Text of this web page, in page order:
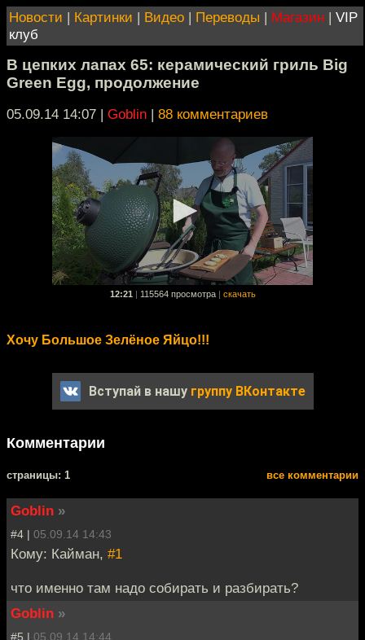
Новости | Картинки | Видео | Переводы | Магазин | VIP
клуб
В цепких лапах 65: керамический гриль Big
Green Egg, продолжение
05.09.14 14:07 | Goblin | 88 комментариев
12:21 115564 просмотра скачать
Хочу Большое Зелёное Яйцо!!!
Вступай в нашу группу ВКонтакте
Комментарии
cтраницы: 1 все комментарии
Goblin »
#4 | 05.09.14 14:43
Кому: Кайман, #1
что именно там надо собирать и разбирать?
Goblin »
#5 | 05.09.14 14:44